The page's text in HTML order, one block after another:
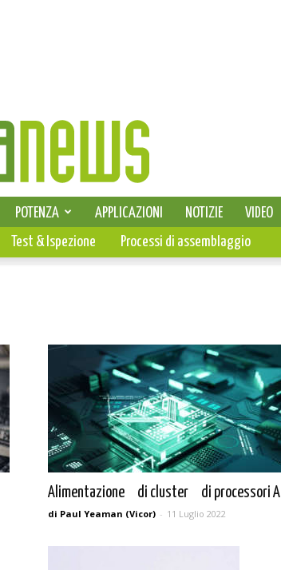
SELEZIONE DI ELETTRONICA
POTENZA APPLICAZIONI NOTIZIE
VIDEO
PCBTest & Ispezione Processi di assemblaggio
Alimentazione di cluster di processori AI
di Paul Yeaman (Vicor) - 11 Luglio 2022